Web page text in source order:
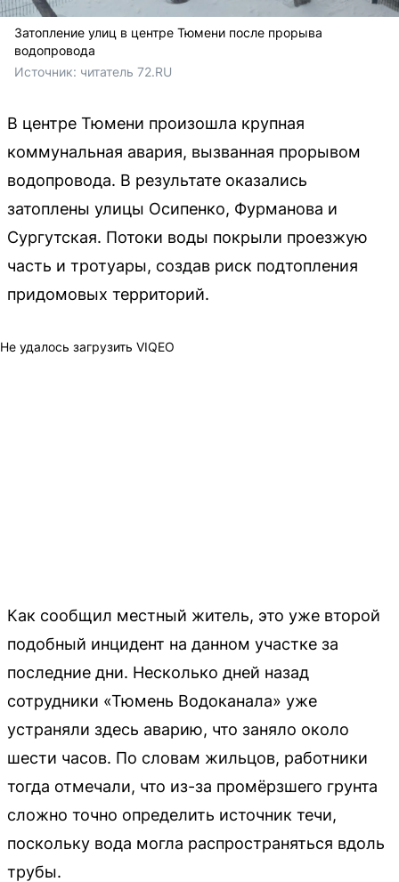
Затопление улиц в центре Тюмени после прорыва
водопровода
Источник: читатель 72.RU
В центре Тюмени произошла крупная
коммунальная авария, вызванная прорывом
водопровода. В результате оказались
затоплены улицы Осипенко, Фурманова и
Сургутская. Потоки воды покрыли проезжую
часть и тротуары, создав риск подтопления
придомовых территорий.
Не удалось загрузить VIQEO
Как сообщил местный житель, это уже второй
подобный инцидент на данном участке за
последние дни. Несколько дней назад
сотрудники «Тюмень Водоканала» уже
устраняли здесь аварию, что заняло около
шести часов. По словам жильцов, работники
тогда отмечали, что из-за промёрзшего грунта
сложно точно определить источник течи,
поскольку вода могла распространяться вдоль
трубы.